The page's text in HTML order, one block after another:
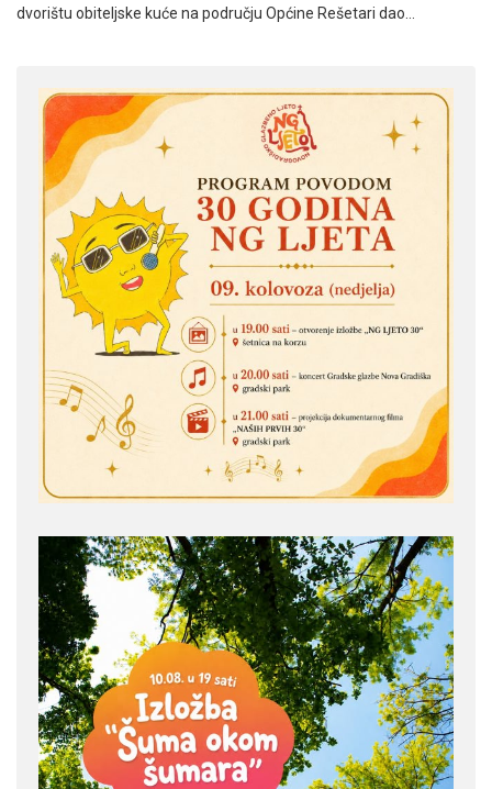
dvorištu obiteljske kuće na području Općine Rešetari dao…